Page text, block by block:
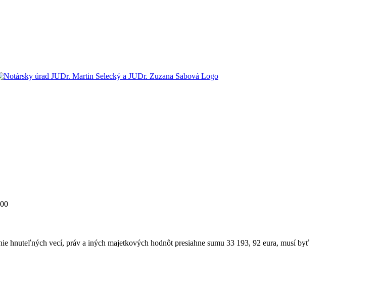
hnuteľných vecí, práv a iných majetkových hodnôt presiahne sumu 33 193, 92 eura, musí byť